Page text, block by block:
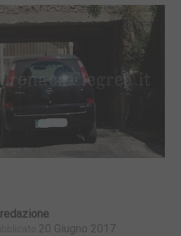
Redazione
20 Giugno 2017